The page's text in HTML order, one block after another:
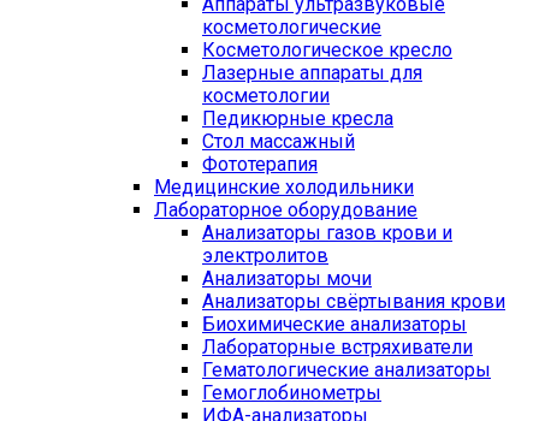
косметологические
Косметологическое кресло
Лазерные аппараты для
косметологии
Педикюрные кресла
Стол массажный
Фототерапия
Медицинские холодильники
Лабораторное оборудование
Анализаторы газов крови и
электролитов
Анализаторы мочи
Анализаторы свёртывания крови
Биохимические анализаторы
Лабораторные встряхиватели
Гематологические анализаторы
Гемоглобинометры
ИФА-анализаторы